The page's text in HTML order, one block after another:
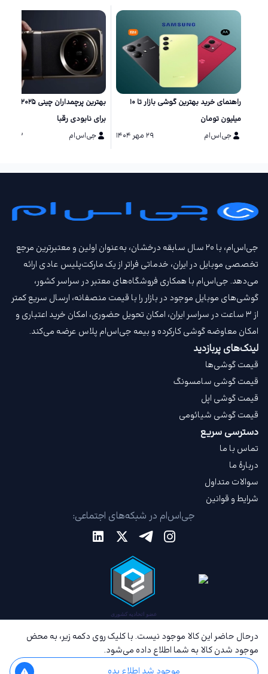
راهنمای خرید بهترین گوشی بازار تا ۱۰
میلیون تومان
جی‌اس‌ام
۲۹ مهر ۱۴۰۴
برای نابودی رقبا
جی‌اس‌ام
۱۳ مرداد ۱۴۰۴
درحال حاضر این کالا موجود نیست. با کلیک روی دکمه زیر، به محض
موجود شدن کالا به شما اطلاع داده می‌شود.
موجود شد اطلاع بده
جی‌اس‌ام، با ۲۰ سال سابقه درخشان، به‌عنوان اولین و معتبرترین مرجع
تخصصی موبایل در ایران، خدماتی فراتر از یک مارکت‌پلیس عادی ارائه
می‌دهد. جی‌اس‌ام با همکاری فروشگاه‌های معتبر در سراسر کشور،
گوشی‌های موبایل موجود در بازار را با قیمت‌ منصفانه، ارسال سریع کمتر
از ۳ ساعت در سراسر ایران، امکان تحویل حضوری، امکان خرید اعتباری و
امکان معاوضه گوشی کارکرده و بیمه جی‌اس‌ام‌ پلاس عرضه می‌کند.
لینک‌های پربازدید
قیمت گوشی‌ها
قیمت گوشی سامسونگ
قیمت گوشی اپل
قیمت گوشی شیائومی
دسترسی سریع
تماس با ما
دربارهٔ ما
سوالات متداول
شرایط و قوانین
جی‌اس‌ام در شبکه‌های اجتماعی: